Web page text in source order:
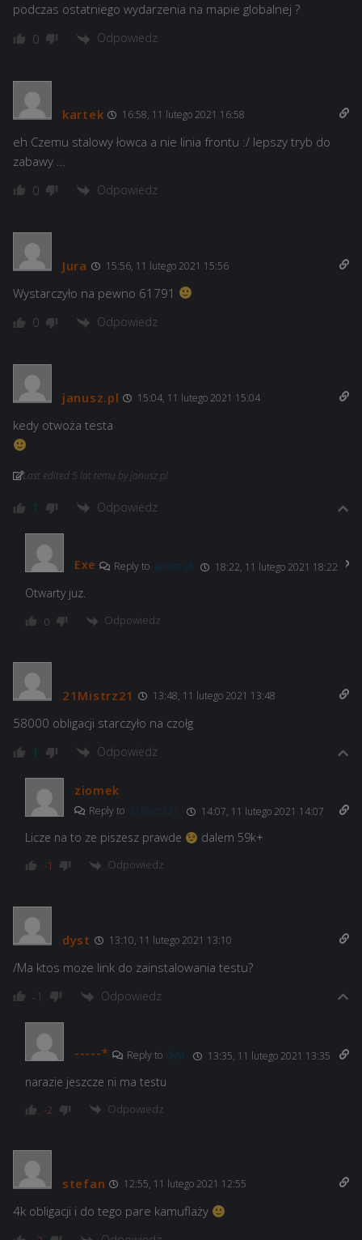
podczas ostatniego wydarzenia na mapie globalnej ?
0 Odpowiedz
kartek 16:58, 11 lutego 2021 16:58
eh Czemu stalowy łowca a nie linia frontu :/ lepszy tryb do
zabawy …
0 Odpowiedz
Jura 15:56, 11 lutego 2021 15:56
Wystarczyło na pewno 61791
0 Odpowiedz
janusz.pl 15:04, 11 lutego 2021 15:04
kedy otwoża testa
Last edited 5 lat temu by janusz.pl
1 Odpowiedz
Exe Reply to janusz.pl 18:22, 11 lutego 2021 18:22
Otwarty juz.
0 Odpowiedz
21Mistrz21 13:48, 11 lutego 2021 13:48
58000 obligacji starczyło na czołg
1 Odpowiedz
ziomek
Reply to 21Mistrz21 14:07, 11 lutego 2021 14:07
Licze na to ze piszesz prawde dalem 59k+
-1 Odpowiedz
dyst 13:10, 11 lutego 2021 13:10
/Ma ktos moze link do zainstalowania testu?
-1 Odpowiedz
-----* Reply todyst 13:35, 11 lutego 2021 13:35
narazie jeszcze ni ma testu
-2 Odpowiedz
stefan 12:55, 11 lutego 2021 12:55
4k obligacji i do tego pare kamuflaży